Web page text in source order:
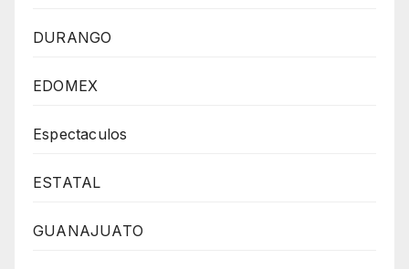
DURANGO
EDOMEX
Espectaculos
ESTATAL
GUANAJUATO